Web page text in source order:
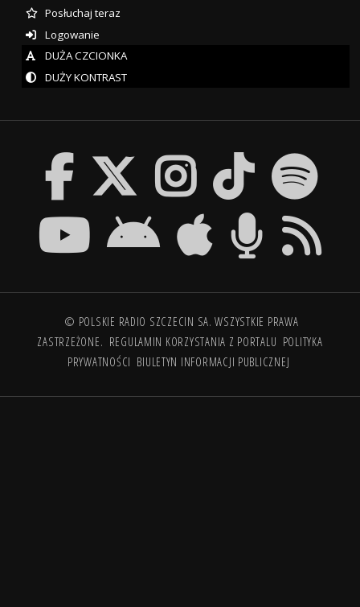
Posłuchaj teraz
Logowanie
DUŻA CZCIONKA
DUŻY KONTRAST
© POLSKIE RADIO SZCZECIN SA. WSZYSTKIE PRAWA
ZASTRZEŻONE. REGULAMIN KORZYSTANIA Z PORTALU POLITYKA
PRYWATNOŚCI BIULETYN INFORMACJI PUBLICZNEJ